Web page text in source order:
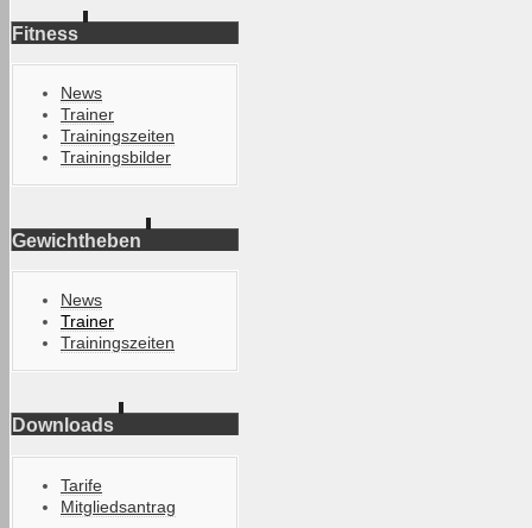
Fitness
News
Trainer
Trainingszeiten
Trainingsbilder
Gewichtheben
News
Trainer
Trainingszeiten
Downloads
Tarife
Mitgliedsantrag